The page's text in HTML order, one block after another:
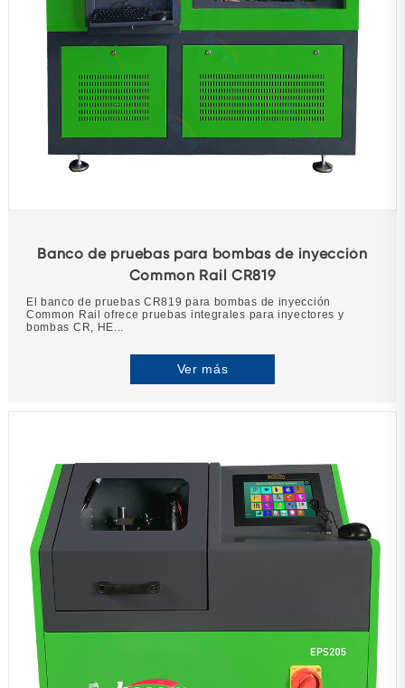
Banco de pruebas para bombas de inyección
Common Rail CR819
El banco de pruebas CR819 para bombas de inyección
Common Rail ofrece pruebas integrales para inyectores y
bombas CR, HE...
Ver más